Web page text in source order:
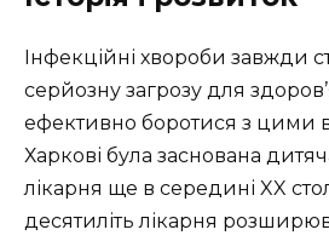
Інфекційні хвороби завжди
серйозну загрозу для
ефективно боротися з цими
Харкові була заснована
лікарня ще в середині XX
десятиліть лікарня